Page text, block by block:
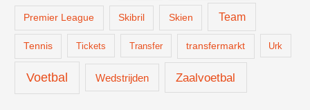
Premier League Skibril Skien Team
Tennis Tickets Transfer transfermarkt Urk
Voetbal Wedstrijden Zaalvoetbal